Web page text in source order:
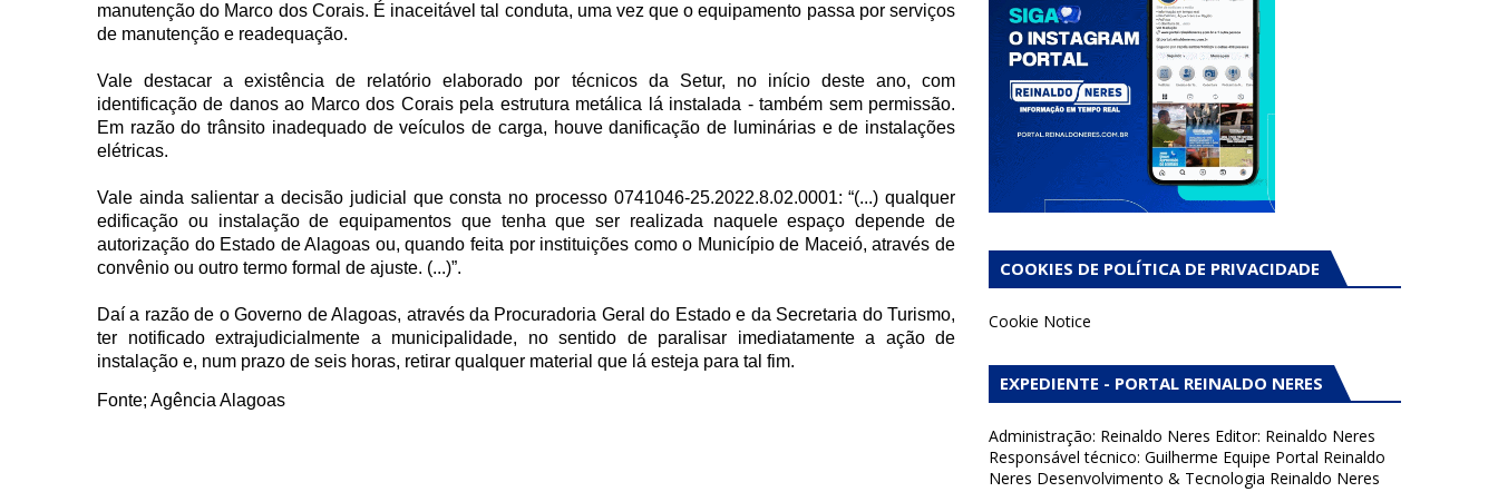
manutenção do Marco dos Corais. É inaceitável tal conduta, uma vez que o equipamento passa por serviços
de manutenção e readequação.
Vale destacar a existência de relatório elaborado por técnicos da Setur, no início deste ano, com
identificação de danos ao Marco dos Corais pela estrutura metálica lá instalada - também sem permissão.
Em razão do trânsito inadequado de veículos de carga, houve danificação de luminárias e de instalações
elétricas.
Vale ainda salientar a decisão judicial que consta no processo 0741046-25.2022.8.02.0001: “(...) qualquer
edificação ou instalação de equipamentos que tenha que ser realizada naquele espaço depende de
autorização do Estado de Alagoas ou, quando feita por instituições como o Município de Maceió, através de
convênio ou outro termo formal de ajuste. (...)”.
Daí a razão de o Governo de Alagoas, através da Procuradoria Geral do Estado e da Secretaria do Turismo,
ter notificado extrajudicialmente a municipalidade, no sentido de paralisar imediatamente a ação de
instalação e, num prazo de seis horas, retirar qualquer material que lá esteja para tal fim.
Fonte; Agência Alagoas
COOKIES DE POLÍTICA DE PRIVACIDADE
Cookie Notice
EXPEDIENTE - PORTAL REINALDO NERES
Administração: Reinaldo Neres Editor: Reinaldo Neres
Responsável técnico: Guilherme Equipe Portal Reinaldo
Neres Desenvolvimento & Tecnologia Reinaldo Neres